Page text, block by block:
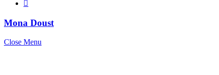
Mona Doust
Close Menu